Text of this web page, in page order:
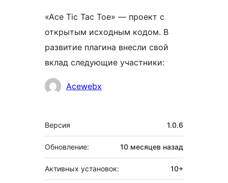
«Ace Tic Tac Toe» — проект с
открытым исходным кодом. В
развитие плагина внесли свой
вклад следующие участники:
Участники
Acewebx
Мета
Версия 1.0.6
Обновление: 10 месяцев назад
Активных установок: 10+